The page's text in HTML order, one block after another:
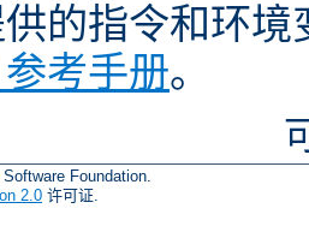
的指令和环
考手册。
Foundation.
2.0 许可证.